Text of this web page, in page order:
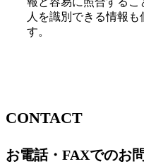
人を識別できる情報
す。
CONTACT
お電話・FAXでのお